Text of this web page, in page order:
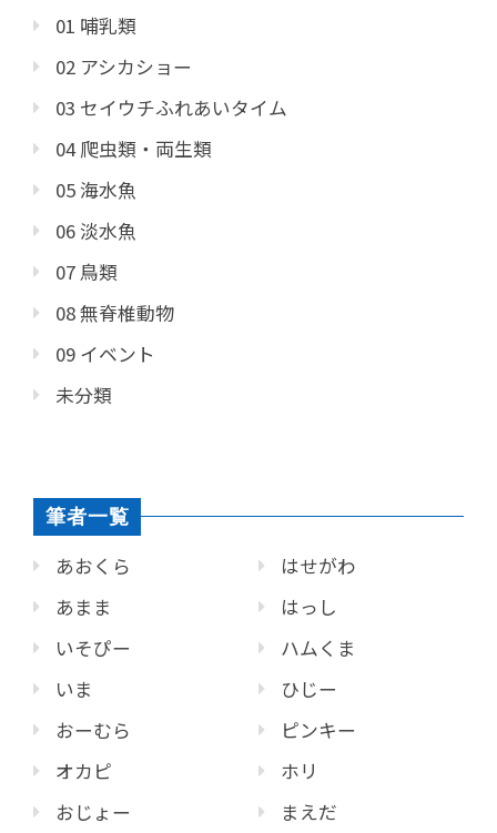
01 哺乳類
02 アシカショー
03 セイウチふれあいタイム
04 爬虫類・両生類
05 海水魚
06 淡水魚
07 鳥類
08 無脊椎動物
09 イベント
未分類
筆者一覧
あおくら
あまま
いそぴー
いま
おーむら
オカピ
おじょー
はせがわ
はっし
ハムくま
ひじー
ピンキー
ホリ
まえだ